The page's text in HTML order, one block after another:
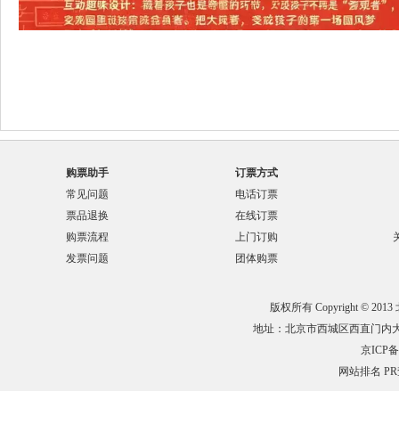
购票助手
常见问题
票品退换
购票流程
发票问题
订票方式
电话订票
在线订票
上门订购
团体购票
版权所有 Copyright © 2013
地址：北京市西城区西直门内
京ICP
网站排名